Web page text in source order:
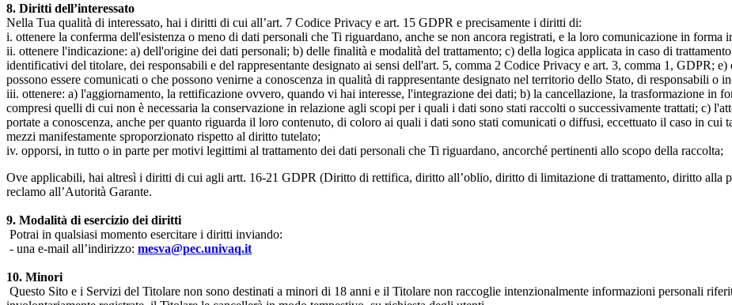
8. Diritti dell’interessato
Nella Tua qualità di interessato, hai i diritti di cui all’art. 7 Codice Privacy e art. 15 GDPR e precisamente i diritti di:
i. ottenere la conferma dell'esistenza o meno di dati personali che Ti riguardano, anche se non ancora registrati, e la loro comunicazione in forma
ii. ottenere l'indicazione: a) dell'origine dei dati personali; b) delle finalità e modalità del trattamento; c) della logica applicata in caso di
identificativi del titolare, dei responsabili e del rappresentante designato ai sensi dell'art. 5, comma 2 Codice Privacy e art. 3, comma 1, GDPR;
possono essere comunicati o che possono venirne a conoscenza in qualità di rappresentante designato nel territorio dello Stato, di responsabili o
iii. ottenere: a) l'aggiornamento, la rettificazione ovvero, quando vi hai interesse, l'integrazione dei dati; b) la cancellazione, la trasformazione in
compresi quelli di cui non è necessaria la conservazione in relazione agli scopi per i quali i dati sono stati raccolti o successivamente trattati; c)
portate a conoscenza, anche per quanto riguarda il loro contenuto, di coloro ai quali i dati sono stati comunicati o diffusi, eccettuato il caso in
mezzi manifestamente sproporzionato rispetto al diritto tutelato;
iv. opporsi, in tutto o in parte per motivi legittimi al trattamento dei dati personali che Ti riguardano, ancorché pertinenti allo scopo della raccolta;
Ove applicabili, hai altresì i diritti di cui agli artt. 16-21 GDPR (Diritto di rettifica, diritto all’oblio, diritto di limitazione di trattamento, diritto alla
reclamo all’Autorità Garante.
9. Modalità di esercizio dei diritti
Potrai in qualsiasi momento esercitare i diritti inviando:
- una e-mail all’indirizzo: mesva@pec.univaq.it
10. Minori
Questo Sito e i Servizi del Titolare non sono destinati a minori di 18 anni e il Titolare non raccoglie intenzionalmente informazioni personali